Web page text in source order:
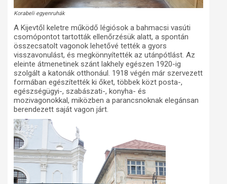
Korabeli egyenruhák
A Kijevtől keletre működő légiósok a bahmacsi vasúti
csomópontot tartották ellenőrzésük alatt, a spontán
összecsatolt vagonok lehetővé tették a gyors
visszavonulást, és megkönnyítették az utánpótlást. Az
eleinte átmenetinek szánt lakhely egészen 1920-ig
szolgált a katonák otthonául. 1918 végén már szervezett
formában egészítették ki őket, többek közt posta-,
egészségügyi-, szabászati-, konyha- és
mozivagonokkal, miközben a parancsnoknak elegánsan
berendezett saját vagon járt.